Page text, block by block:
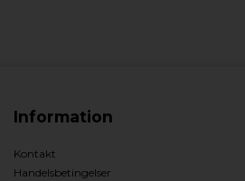
Information
Kontakt
Handelsbetingelser